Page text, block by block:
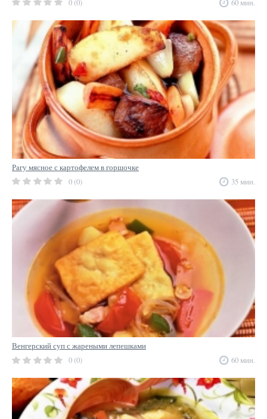
0 (0) 60 мин.
Рагу мясное с картофелем в горшочке
0 (0)
35 мин.
Венгерский суп с жареными лепешками
0 (0)
60 мин.